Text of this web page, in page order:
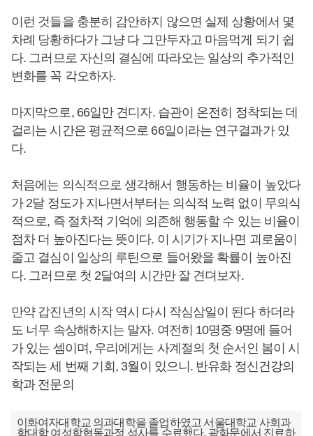
이런 것들을 충분히 감안하지 않으면 실제 상황에서 몇
차례 당황하다가 그냥 다 그만두자고 마음먹게 되기 쉽
다. 그러므로 자신의 결심에 따라오는 일상의 추가적인
변화를 꼭 각오하자.
마지막으로, 66일만 견디자. 습관이 온전히 정착되는 데
걸리는 시간은 평균적으로 66일이라는 연구결과가 있
다.
처음에는 의식적으로 생각해서 행동하는 비율이 높았다
가 2달 정도가 지나면서부터는 의식적 노력 없이 무의식
적으로, 즉 절차적 기억에 의존해 행동할 수 있는 비율이
점차 더 높아진다는 뜻이다. 이 시기가 지나면 괴로움이
줄고 결심이 일상의 루틴으로 들어왔을 확률이 높아진
다. 그러므로 첫 2달여의 시간만 잘 견뎌보자.
만약 갑진년의 시작 역시 다시 작심삼일이 된다 하더라
도 너무 속상해하지는 말자. 여전히 10명중 9명에 들어
가 있는 셈이며, 우리에게는 사계절의 첫 순서인 봄이 시
작되는 세 번째 기회, 3월이 있으니. 반유화 정신건강의
학과 전문의
이화여자대학교 의과대학을 졸업하였고 서울대학교 사회과
학대학 여성학협동과정 석사를 수료했다. 광화문에서 진료하